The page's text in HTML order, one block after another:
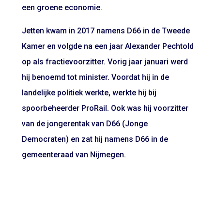
een groene economie.
Jetten kwam in 2017 namens D66 in de Tweede
Kamer en volgde na een jaar Alexander Pechtold
op als fractievoorzitter. Vorig jaar januari werd
hij benoemd tot minister. Voordat hij in de
landelijke politiek werkte, werkte hij bij
spoorbeheerder ProRail. Ook was hij voorzitter
van de jongerentak van D66 (Jonge
Democraten) en zat hij namens D66 in de
gemeenteraad van Nijmegen.